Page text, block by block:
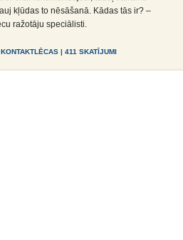
kļūdas to nēsāšanā. Kādas tās ir? –
ražotāju speciālisti.
KONTAKTLĒCAS | 411 SKATĪJUMI